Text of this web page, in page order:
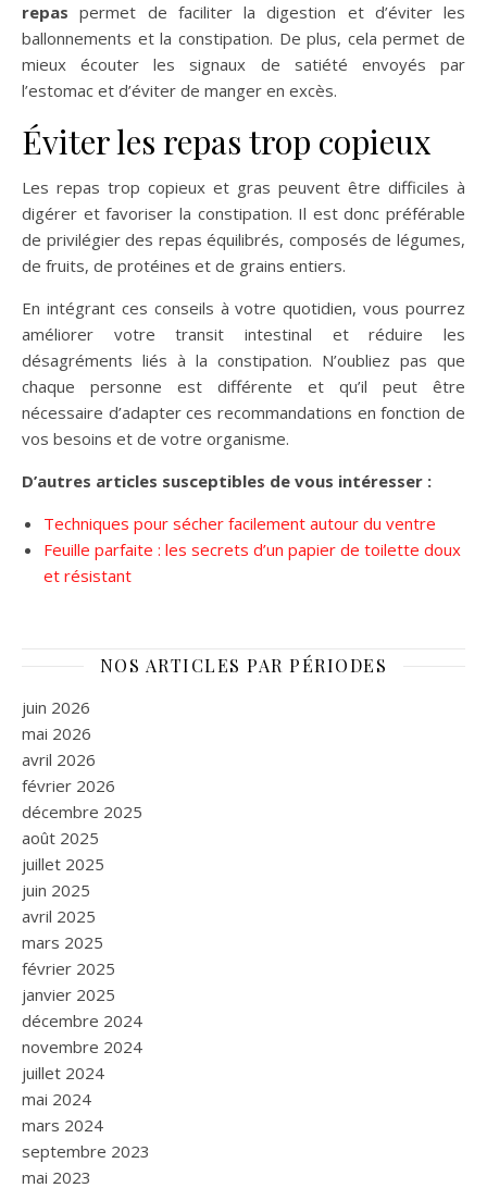
repas permet de faciliter la digestion et d’éviter les
ballonnements et la constipation. De plus, cela permet de
mieux écouter les signaux de satiété envoyés par
l’estomac et d’éviter de manger en excès.
Éviter les repas trop copieux
Les repas trop copieux et gras peuvent être difficiles à
digérer et favoriser la constipation. Il est donc préférable
de privilégier des repas équilibrés, composés de légumes,
de fruits, de protéines et de grains entiers.
En intégrant ces conseils à votre quotidien, vous pourrez
améliorer votre transit intestinal et réduire les
désagréments liés à la constipation. N’oubliez pas que
chaque personne est différente et qu’il peut être
nécessaire d’adapter ces recommandations en fonction de
vos besoins et de votre organisme.
D’autres articles susceptibles de vous intéresser :
Techniques pour sécher facilement autour du ventre
Feuille parfaite : les secrets d’un papier de toilette doux
et résistant
NOS ARTICLES PAR PÉRIODES
juin 2026
mai 2026
avril 2026
février 2026
décembre 2025
août 2025
juillet 2025
juin 2025
avril 2025
mars 2025
février 2025
janvier 2025
décembre 2024
novembre 2024
juillet 2024
mai 2024
mars 2024
septembre 2023
mai 2023